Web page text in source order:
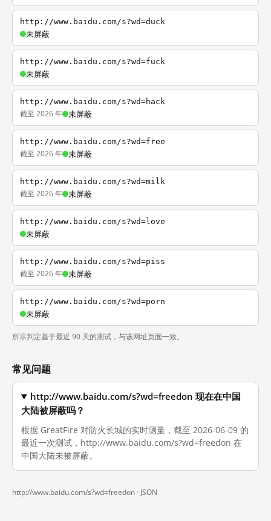
http://www.baidu.com/s?wd=duck
未屏蔽
http://www.baidu.com/s?wd=fuck
未屏蔽
http://www.baidu.com/s?wd=hack
截至 2026 年 未屏蔽
http://www.baidu.com/s?wd=free
截至 2026 年 未屏蔽
http://www.baidu.com/s?wd=milk
截至 2026 年 未屏蔽
http://www.baidu.com/s?wd=love
未屏蔽
http://www.baidu.com/s?wd=piss
截至 2026 年 未屏蔽
http://www.baidu.com/s?wd=porn
未屏蔽
所示判定基于最近 90 天的测试，与该网址页面一致。
常见问题
http://www.baidu.com/s?wd=freedon 现在在中国
大陆被屏蔽吗？
根据 GreatFire 对防火长城的实时测量，截至 2026-06-09 的
最近一次测试，http://www.baidu.com/s?wd=freedon 在
中国大陆未被屏蔽。
http://www.baidu.com/s?wd=freedon · JSON